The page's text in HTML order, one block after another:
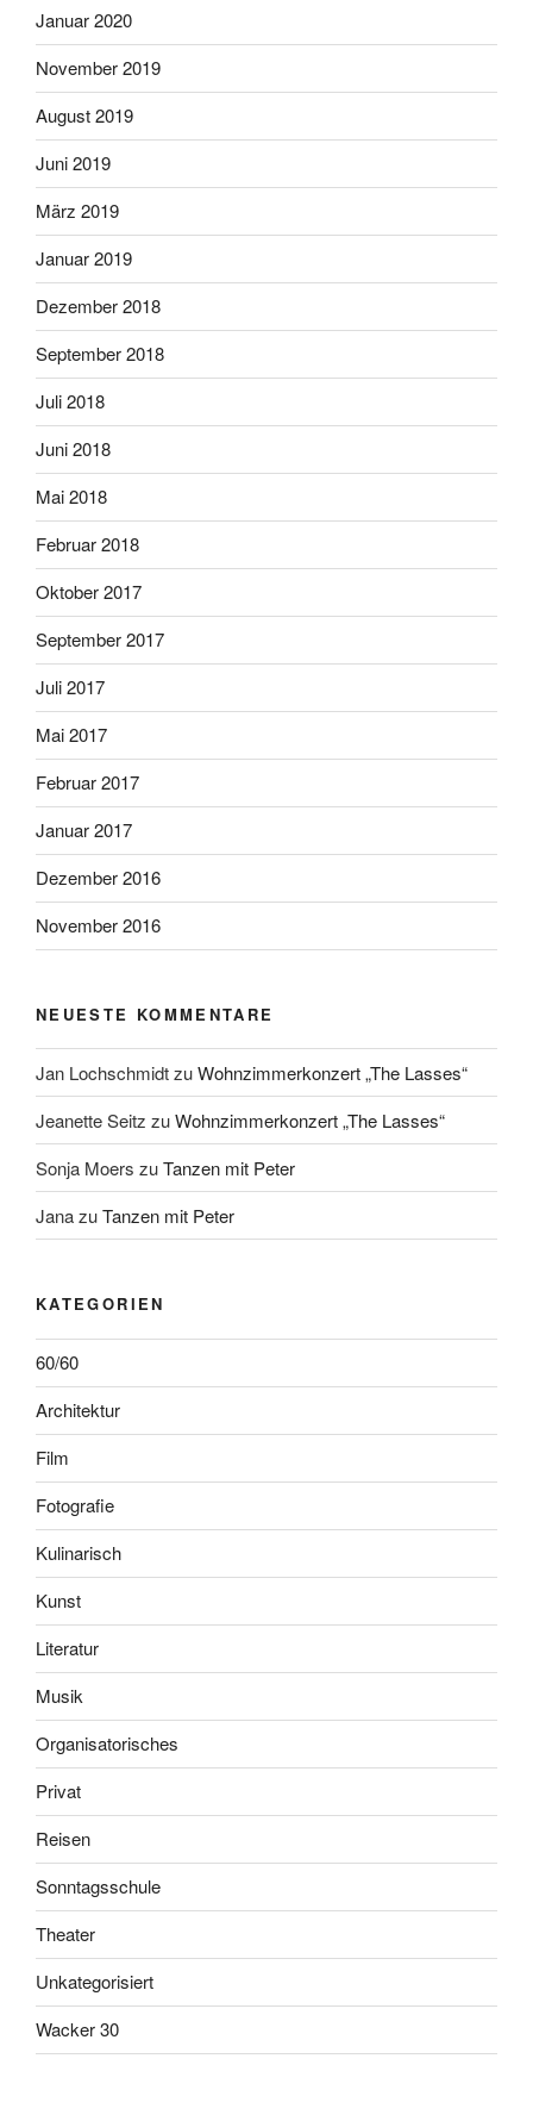
Januar 2020
November 2019
August 2019
Juni 2019
März 2019
Januar 2019
Dezember 2018
September 2018
Juli 2018
Juni 2018
Mai 2018
Februar 2018
Oktober 2017
September 2017
Juli 2017
Mai 2017
Februar 2017
Januar 2017
Dezember 2016
November 2016
NEUESTE KOMMENTARE
Jan LochschmidtzuWohnzimmerkonzert „The Lasses“
Jeanette Seitz zuWohnzimmerkonzert „The Lasses“
Sonja Moers zuTanzen mit Peter
JanazuTanzen mit Peter
KATEGORIEN
60/60
Architektur
Film
Fotografie
Kulinarisch
Kunst
Literatur
Musik
Organisatorisches
Privat
Reisen
Sonntagsschule
Theater
Unkategorisiert
Wacker 30